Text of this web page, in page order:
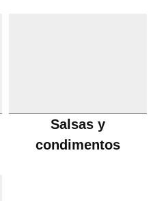
Salsas y
condimentos